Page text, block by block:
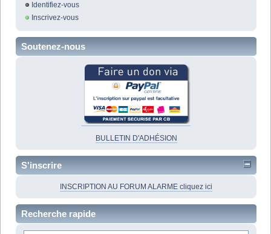
Identifiez-vous
Inscrivez-vous
Soutenez-nous
BULLETIN D'ADHÉSION
S'inscrire
INSCRIPTION AU FORUM ALARME cliquez ici
Recherche rapide